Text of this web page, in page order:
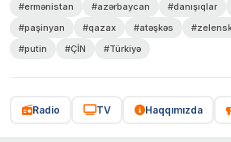
#ermənistan
#azərbaycan #danışıqlar
#paşinyan
#qazax #atəşkəs
#putin
#ÇİN #Türkiyə
Radio TV Haqqımızda